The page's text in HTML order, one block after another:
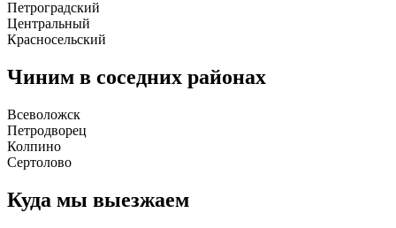
Петроградский
Центральный
Красносельский
Чиним в соседних районах
Всеволожск
Петродворец
Колпино
Сертолово
Куда мы выезжаем